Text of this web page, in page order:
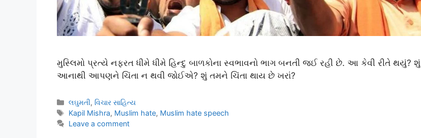
મુસ્લિમો પ્રત્યે નફરત ધીમે ધીમે હિન્દુ બાળકોના સ્વભાવનો ભાગ બનતી જઈ રહી છે. આ કેવી રીતે થયું? શું
આનાથી આપણને ચિંતા ન થવી જોઈએ? શું તમને ચિંતા થાય છે ખરાં?
લઘુમતી, વિચાર સાહિત્ય
Kapil Mishra, Muslim hate, Muslim hate speech
Leave a comment